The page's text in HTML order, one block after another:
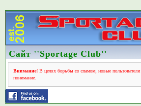
Сайт ''Sportage Club''
Внимание!В целях борьбы со спамом, новые пользователи
понимание.